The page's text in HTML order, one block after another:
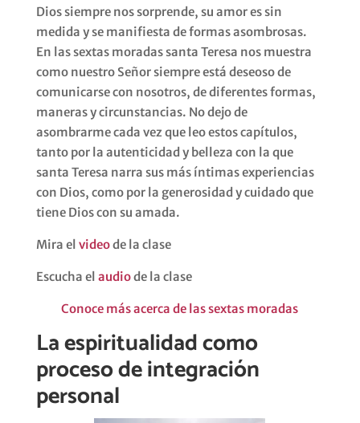
Dios siempre nos sorprende, su amor es sin
medida y se manifiesta de formas asombrosas.
En las sextas moradas santa Teresa nos muestra
como nuestro Señor siempre está deseoso de
comunicarse con nosotros, de diferentes formas,
maneras y circunstancias. No dejo de
asombrarme cada vez que leo estos capítulos,
tanto por la autenticidad y belleza con la que
santa Teresa narra sus más íntimas experiencias
con Dios, como por la generosidad y cuidado que
tiene Dios con su amada.
Mira el videode la clase
Escucha el audiode la clase
Conoce más acerca de las sextas moradas
La espiritualidad como
proceso de integración
personal